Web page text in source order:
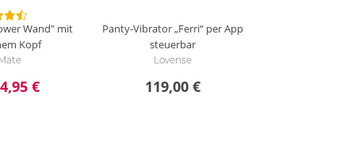
Wand" mit
Kopf
€
Panty-Vibrator „Ferri“ per App
steuerbar
Lovense
119,00 €